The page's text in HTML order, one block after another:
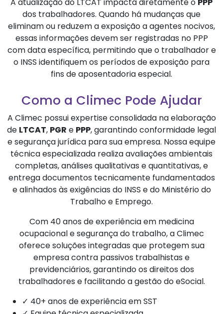
A atualização do LTCAT impacta diretamente o PPP
dos trabalhadores. Quando há mudanças que
eliminam ou reduzem a exposição a agentes nocivos,
essas informações devem ser registradas no PPP
com data específica, permitindo que o trabalhador e
o INSS identifiquem os períodos de exposição para
fins de aposentadoria especial.
Como a Climec Pode Ajudar
A Climec possui expertise consolidada na elaboração
de LTCAT, PGR e PPP, garantindo conformidade legal
e segurança jurídica para sua empresa. Nossa equipe
técnica especializada realiza avaliações ambientais
completas, análises qualitativas e quantitativas, e
entrega documentos tecnicamente fundamentados
e alinhados às exigências do INSS e do Ministério do
Trabalho e Emprego.
Com 40 anos de experiência em medicina
ocupacional e segurança do trabalho, a Climec
oferece soluções integradas que protegem sua
empresa contra passivos trabalhistas e
previdenciários, garantindo os direitos dos
trabalhadores e facilitando a gestão do eSocial.
✓ 40+ anos de experiência em SST